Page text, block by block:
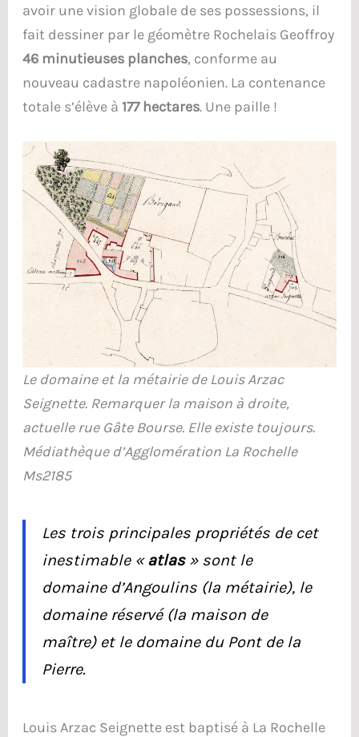
avoir une vision globale de ses possessions, il
fait dessiner par le géomètre Rochelais Geoffroy
46 minutieuses planches, conforme au
nouveau cadastre napoléonien. La contenance
totale s’élève à 177 hectares. Une paille !
Le domaine et la métairie de Louis Arzac
Seignette. Remarquer la maison à droite,
actuelle rue Gâte Bourse. Elle existe toujours.
Médiathèque d’Agglomération La Rochelle
Ms2185
Les trois principales propriétés de cet
inestimable «atlas» sont le
domaine d’Angoulins (la métairie), le
domaine réservé (la maison de
maître) et le domaine du Pont de la
Pierre.
Louis Arzac Seignette est baptisé à La Rochelle